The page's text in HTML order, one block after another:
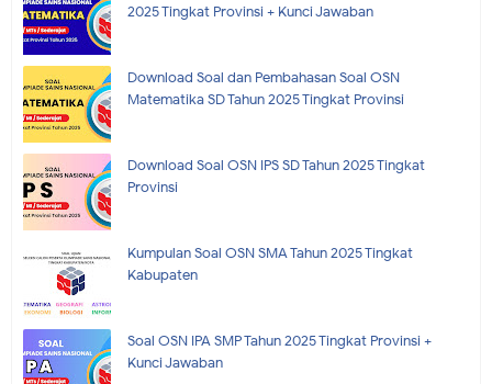
2025 Tingkat Provinsi + Kunci Jawaban
Download Soal dan Pembahasan Soal OSN
Matematika SD Tahun 2025 Tingkat Provinsi
Download Soal OSN IPS SD Tahun 2025 Tingkat
Provinsi
Kumpulan Soal OSN SMA Tahun 2025 Tingkat
Kabupaten
Soal OSN IPA SMP Tahun 2025 Tingkat Provinsi +
Kunci Jawaban